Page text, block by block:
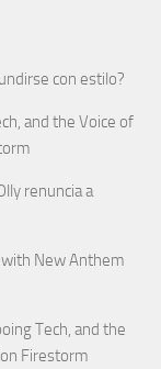
con estilo?
and the Voice of
renuncia a
with New Anthem
Tech, and the
Firestorm